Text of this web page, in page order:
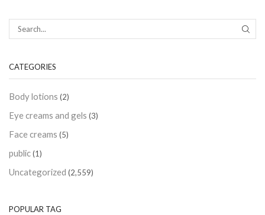
CATEGORIES
Body lotions (2)
Eye creams and gels (3)
Face creams (5)
public(1)
Uncategorized (2,559)
POPULAR TAG